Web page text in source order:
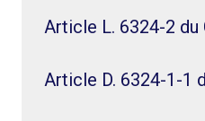
Article L. 6324-2 du
Article D. 6324-1-1